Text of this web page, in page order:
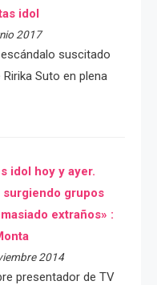
idol
2017
suscitado
Suto en plena
idol hoy y ayer.
surgiendo grupos
extraños» :
2014
presentador de TV